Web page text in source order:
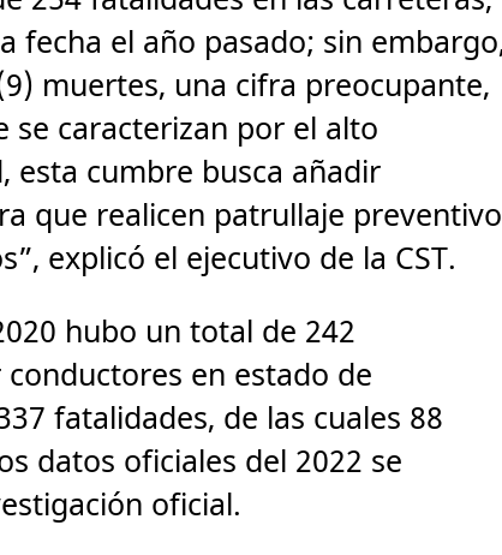
fecha el año pasado; sin
muertes, una cifra preocupante,
se caracterizan por el alto
esta cumbre busca añadir
que realicen patrullaje preventivo
explicó el ejecutivo de la CST.
hubo un total de 242
en estado de
fatalidades, de las cuales 88
datos oficiales del 2022 se
oficial.